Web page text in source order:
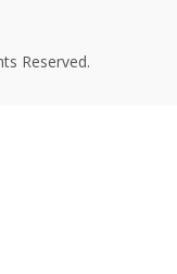
Reserved.